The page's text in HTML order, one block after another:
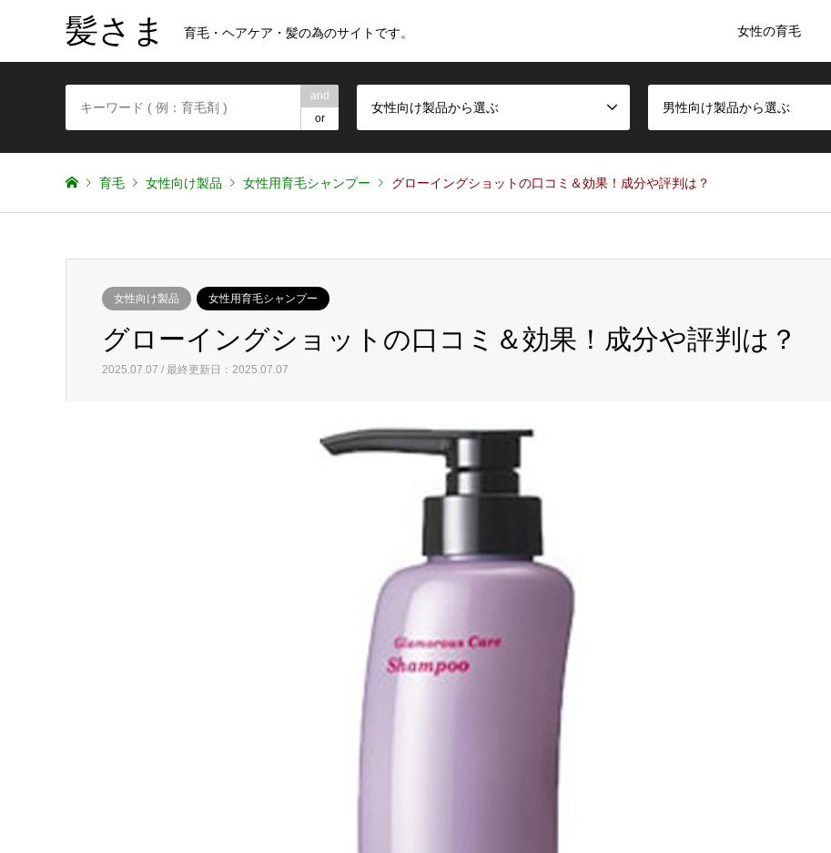
髪さま 育毛・ヘアケア・髪の為のサイトです。 女性の育毛
and
or
女性向け製品から選ぶ 男性向け製品から選ぶ
育毛 女性向け製品 女性用育毛シャンプー グローイングショットの口コミ＆効果！成分や評判は？
女性向け製品 女性用育毛シャンプー
グローイングショットの口コミ＆効果！成分や評判は？
2025.07.07 / 最終更新日：2025.07.07